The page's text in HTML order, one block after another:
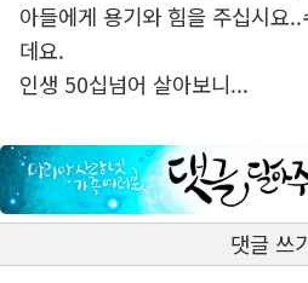
아들에게 용기와 힘을 주십시요
데요.
인생 50십넘어 살아보니...
댓글 쓰